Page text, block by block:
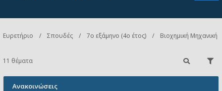
Ευρετήριο Σπουδές 7ο εξάμηνο (4ο έτος) Βιοχημική Μηχανική
11 θέματα
Ανακοινώσεις